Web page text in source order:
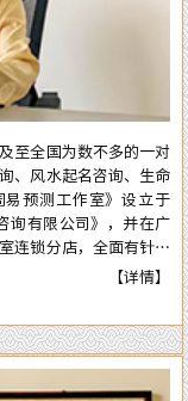
至全国为数不多的一对
、风水起名咨询、生命
询有限公司》，并在广
连锁分店，全面有针对
深圳客户提供咨询服
洲先生是三
老牌预测师、风水师。
风水堪舆调理，各种喜
【详情】